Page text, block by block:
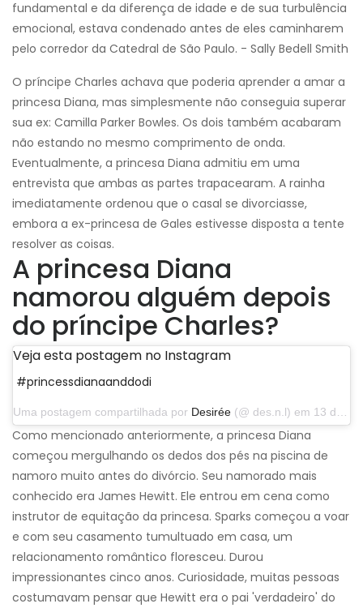
fundamental e da diferença de idade e de sua turbulência
emocional, estava condenado antes de eles caminharem
pelo corredor da Catedral de São Paulo. - Sally Bedell Smith
O príncipe Charles achava que poderia aprender a amar a
princesa Diana, mas simplesmente não conseguia superar
sua ex: Camilla Parker Bowles. Os dois também acabaram
não estando no mesmo comprimento de onda.
Eventualmente, a princesa Diana admitiu em uma
entrevista que ambas as partes trapacearam. A rainha
imediatamente ordenou que o casal se divorciasse,
embora a ex-princesa de Gales estivesse disposta a tente
resolver as coisas.
A princesa Diana
namorou alguém depois
do príncipe Charles?
Veja esta postagem no Instagram
#princessdianaanddodi
Uma postagem compartilhada por Desirée (@ des.n.l) em 13 de abril de 2014 às 12h43 PDT
Como mencionado anteriormente, a princesa Diana
começou mergulhando os dedos dos pés na piscina de
namoro muito antes do divórcio. Seu namorado mais
conhecido era James Hewitt. Ele entrou em cena como
instrutor de equitação da princesa. Sparks começou a voar
e com seu casamento tumultuado em casa, um
relacionamento romântico floresceu. Durou
impressionantes cinco anos. Curiosidade, muitas pessoas
costumavam pensar que Hewitt era o pai 'verdadeiro' do